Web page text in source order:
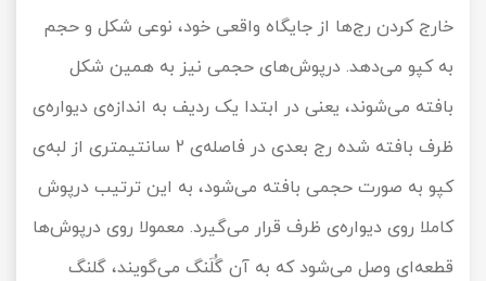
خارج کردن رج‌ها از جایگاه واقعی خود، نوعی شکل و حجم
به کپو می‌دهد. درپوش‌های حجمی نیز به همین شکل
بافته می‌شوند، یعنی در ابتدا یک ردیف به اندازه‌ی دیواره‌ی
ظرف بافته شده رج بعدی در فاصله‌ی 2 سانتیمتری از لبه‌ی
کپو به صورت حجمی بافته می‌شود، به این ترتیب درپوش
کاملا روی دیواره‌ی ظرف قرار می‌گیرد. معمولا روی درپوش‌ها
قطعه‌ای وصل می‌شود که به آن گُلَنگ می‌گویند، گلنگ